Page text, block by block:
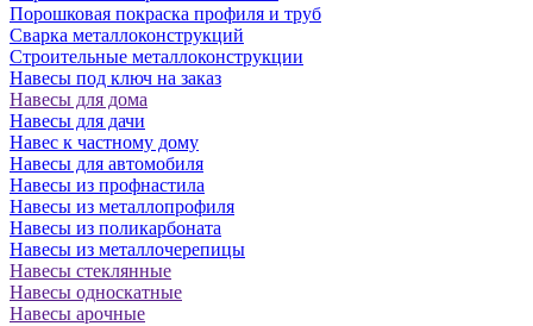
Порошковая покраска профиля и труб
Сварка металлоконструкций
Строительные металлоконструкции
Навесы под ключ на заказ
Навесы для дома
Навесы для дачи
Навес к частному дому
Навесы для автомобиля
Навесы из профнастила
Навесы из металлопрофиля
Навесы из поликарбоната
Навесы из металлочерепицы
Навесы стеклянные
Навесы односкатные
Навесы арочные